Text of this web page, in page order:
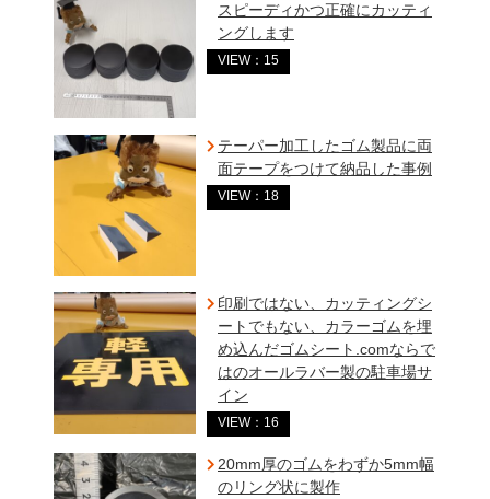
スピーディかつ正確にカッティ
ングします
VIEW：15
テーパー加工したゴム製品に両
面テープをつけて納品した事例
VIEW：18
印刷ではない、カッティングシ
ートでもない、カラーゴムを埋
め込んだゴムシート.comならで
はのオールラバー製の駐車場サ
イン
VIEW：16
20mm厚のゴムをわずか5mm幅
のリング状に製作